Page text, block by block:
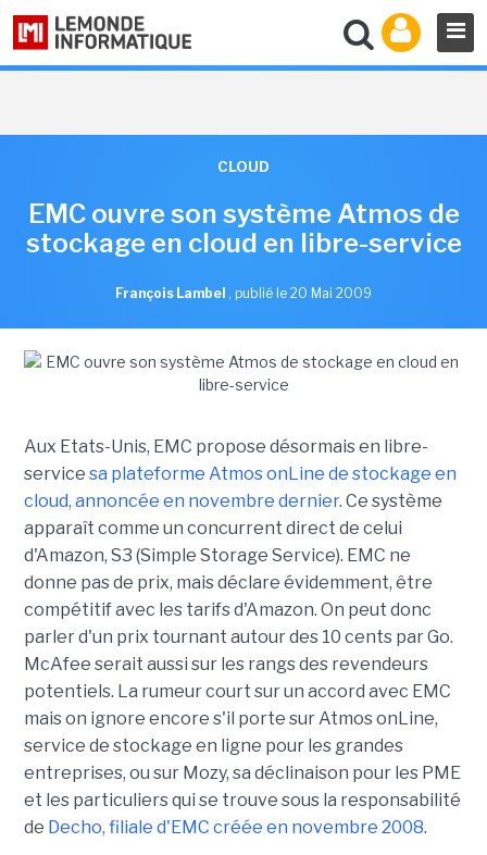
CLOUD
EMC ouvre son système Atmos de
stockage en cloud en libre-service
François Lambel , publié le 20 Mai 2009
Aux Etats-Unis, EMC propose désormais en libre-
service sa plateforme Atmos onLine de stockage en
cloud, annoncée en novembre dernier. Ce système
apparaît comme un concurrent direct de celui
d'Amazon, S3 (Simple Storage Service). EMC ne
donne pas de prix, mais déclare évidemment, être
compétitif avec les tarifs d'Amazon. On peut donc
parler d'un prix tournant autour des 10 cents par Go.
McAfee serait aussi sur les rangs des revendeurs
potentiels. La rumeur court sur un accord avec EMC
mais on ignore encore s'il porte sur Atmos onLine,
service de stockage en ligne pour les grandes
entreprises, ou sur Mozy, sa déclinaison pour les PME
et les particuliers qui se trouve sous la responsabilité
de Decho, filiale d'EMC créée en novembre 2008.